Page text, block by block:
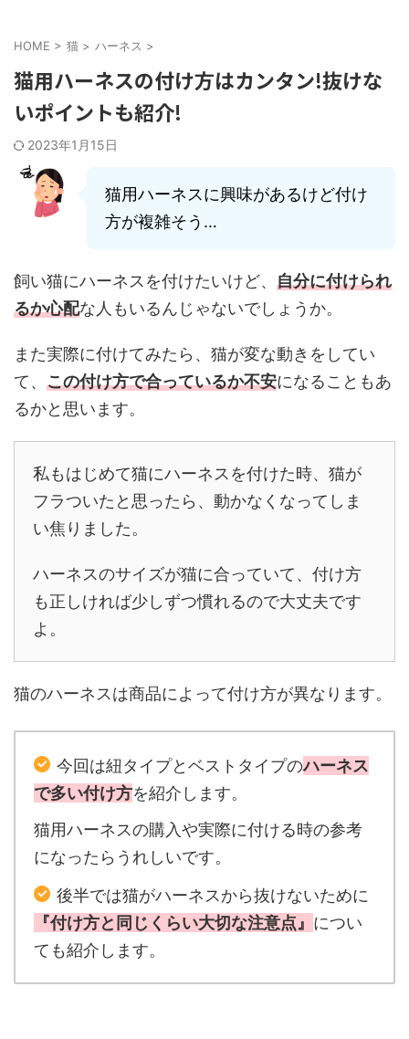
HOME > 猫 > ハーネス >
猫用ハーネスの付け方はカンタン!抜けな
いポイントも紹介!
2023年1月15日
猫用ハーネスに興味があるけど付け
方が複雑そう…
飼い猫にハーネスを付けたいけど、 自分に付けられ
るか心配な人もいるんじゃないでしょうか。
また実際に付けてみたら、猫が変な動きをしてい
て、 この付け方で合っているか不安になることもあ
るかと思います。
私もはじめて猫にハーネスを付けた時、猫が
フラついたと思ったら、動かなくなってしま
い焦りました。
ハーネスのサイズが猫に合っていて、付け方
も正しければ少しずつ慣れるので大丈夫です
よ。
猫のハーネスは商品によって付け方が異なります。
今回は紐タイプとベストタイプのハーネス
で多い付け方を紹介します。
猫用ハーネスの購入や実際に付ける時の参考
になったらうれしいです。
後半では猫がハーネスから抜けないために
『付け方と同じくらい大切な注意点』 につい
ても紹介します。